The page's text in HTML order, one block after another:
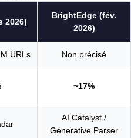
2026)
BrightEdge (fév.
2026)
URLs Non précisé
~17%
AI Catalyst /
Generative Parser